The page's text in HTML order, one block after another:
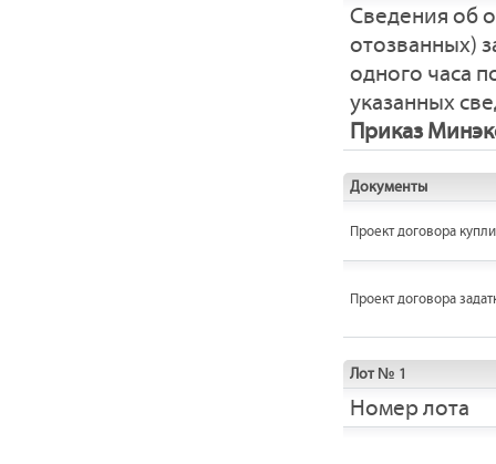
Сведения об
отозванных)
одного часа
указанных
Приказ
Документы
Проект договора
Проект договора
Лот № 1
Номер лота